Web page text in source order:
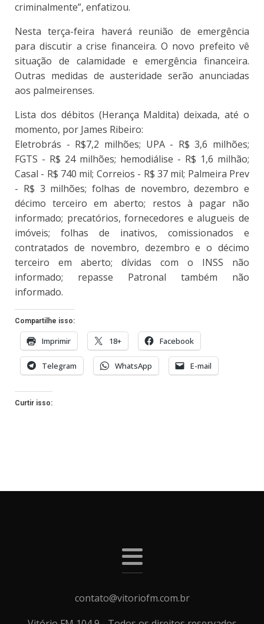
criminalmente”, enfatizou.
Nesta terça-feira haverá reunião de emergência
para discutir a crise financeira. O novo prefeito vê
situação de calamidade e emergência financeira.
Outras medidas de austeridade serão anunciadas
aos palmeirenses.
Lista dos débitos (Herança Maldita) deixada, até o
momento, por James Ribeiro:
Eletrobrás - R$7,2 milhões; UPA - R$ 3,6 milhões;
FGTS - R$ 24 milhões; hemodiálise - R$ 1,6 milhão;
Casal - R$ 740 mil; Correios - R$ 37 mil; Palmeira Prev
- R$ 3 milhões; folhas de novembro, dezembro e
décimo terceiro em aberto; restos à pagar não
informado; precatórios, fornecedores e alugueis de
imóveis; folhas de inativos, comissionados e
contratados de novembro, dezembro e o décimo
terceiro em aberto; dívidas com o INSS não
informado; repasse Patronal também não
informado.
Compartilhe isso:
Imprimir 18+ Facebook
Telegram WhatsApp E-mail
Curtir isso:
contato@vitoriofm.com.br